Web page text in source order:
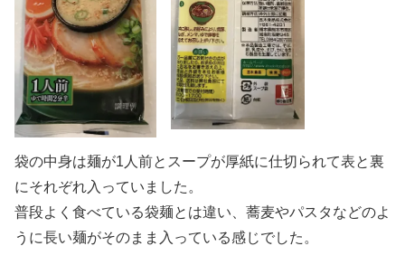
袋の中身は麺が1人前とスープが厚紙に仕切られて表と裏
にそれぞれ入っていました。
普段よく食べている袋麺とは違い、蕎麦やパスタなどのよ
うに長い麺がそのまま入っている感じでした。